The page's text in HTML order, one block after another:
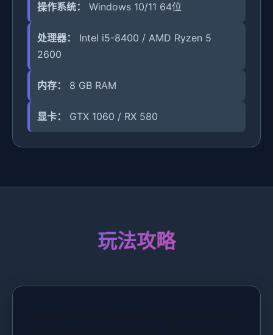
操作系统： Windows 10/11 64位
处理器：
Intel i5-8400 / AMD Ryzen 5
2600
内存： 8 GB RAM
显卡： GTX 1060 / RX 580
玩法攻略